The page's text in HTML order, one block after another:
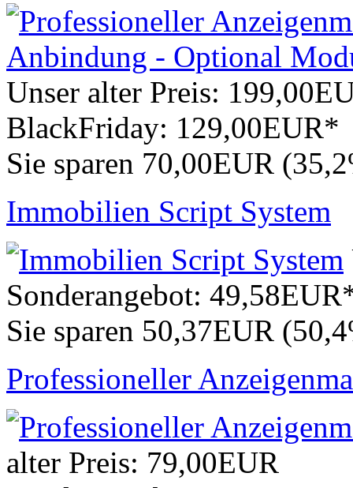
Unser alter Preis:
BlackFriday: 129,00EUR*
Sie sparen 70,00EUR
Immobilien Script System
Sonderangebot:
Sie sparen 50,37EUR
Professioneller
alter Preis: 79,00EUR